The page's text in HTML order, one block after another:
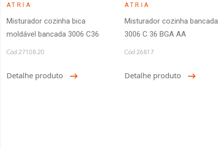
ATRIA
Misturador cozinha bica
moldável bancada 3006 C36
Cód:27108.20
Detalhe produto
ATRIA
Misturador cozinha bancada
3006 C 36 BGA AA
Cód:26817
Detalhe produto